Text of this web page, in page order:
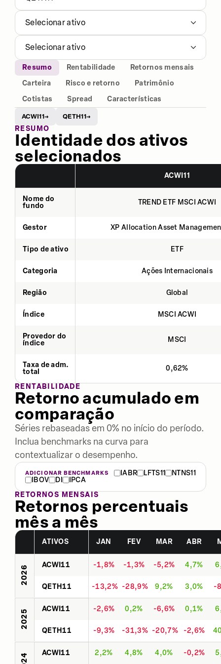
Selecionar ativo
Selecionar ativo
Resumo Rentabilidade
Retornos mensais
Carteira
Risco e retorno
Patrimônio
Cotistas
Spread Características
ACWI11→ QETH11→
RESUMO
Identidade dos ativos
selecionados
ACWI11
Nome do
fundo
TREND ETF MSCI ACWI
Gestor XP Allocation Asset
Tipo de ativo ETF
Categoria Ações Internacionais
Região Global
Índice MSCI ACWI
Provedor do
índice
MSCI
Taxa de adm.
total
0,62%
RENTABILIDADE
Retorno acumulado em
comparação
Séries rebaseadas em 0% no início do período.
Inclua benchmarks na curva para
contextualizar o desempenho.
ADICIONAR BENCHMARKS IABR LFTS11
NTNS11
IBOV
DI
IPCA
RETORNOS MENSAIS
Retornos percentuais
mês a mês
ATIVOS JAN FEV MAR ABR
2026 ACWI11 -1,8% -1,3% -5,2% 4,7%
QETH11 -13,2% -28,9% 9,2% 3,0% -
2025 ACWI11 -2,6% 0,2% -6,6% 0,1%
QETH11 -9,3% -31,3% -20,7% -2,6%
ACWI11 2,2% 4,8% 4,0% -0,2%